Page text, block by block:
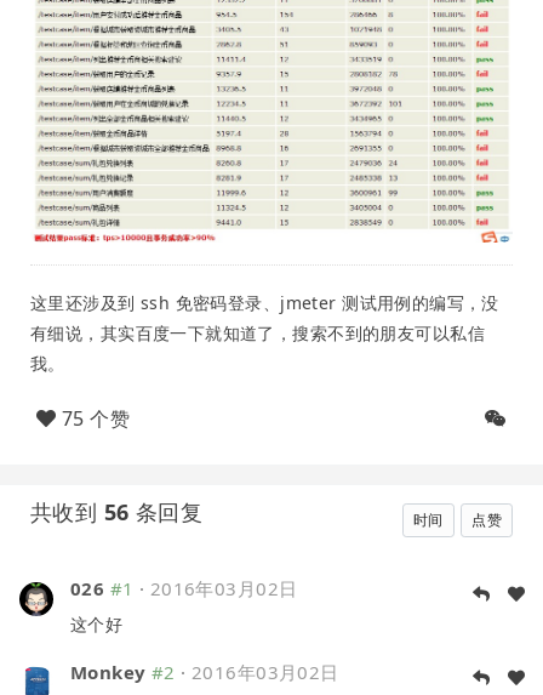
这里还涉及到 ssh 免密码登录、jmeter 测试用例的编写，没
有细说，其实百度一下就知道了，搜索不到的朋友可以私信
我。
75 个赞
共收到 56 条回复 时间 点赞
026 #1 · 2016年03月02日
这个好
Monkey #2 ·2016年03月02日